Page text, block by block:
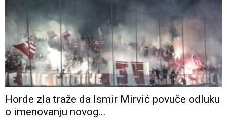
Horde zla traže da Ismir Mirvić povuče odluku
o imenovanju novog...